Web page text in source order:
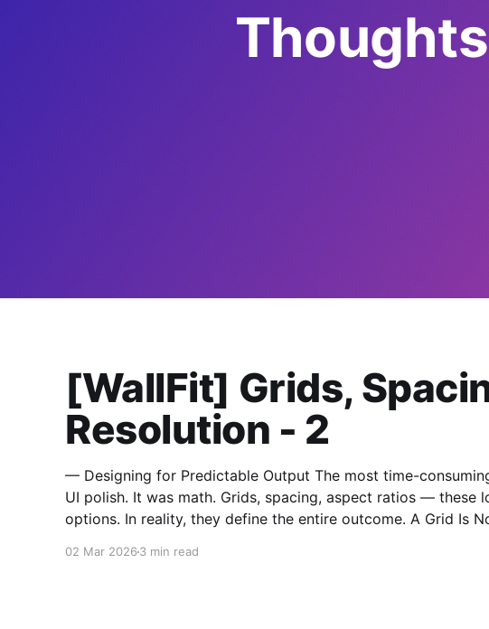
[WallFit] Grids,
Resolution - 2
— Designing for Predictable Output The most time-consuming part of building WallFit wasn’t
UI polish. It was math. Grids, spacing, aspect ratios — these look like minor configuration
options. In reality, they define the entire outcome. A Grid Is Not Just Rows and Columns A grid
02 Mar 2026 3 min read